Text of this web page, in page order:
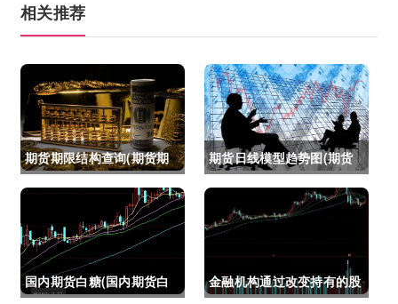
相关推荐
期货期限结构查询(期货期
限结构)
期货日线模型趋势图(期货
日线模型趋势图怎么看)
国内期货白糖(国内期货白
金融机构通过改变持有的股